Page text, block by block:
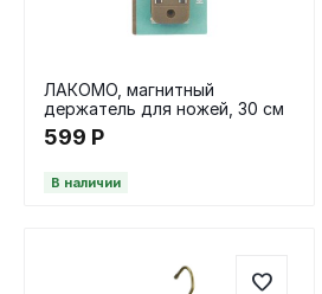
ЛАКОМО, магнитный
держатель для ножей, 30 см
599 Р
В наличии